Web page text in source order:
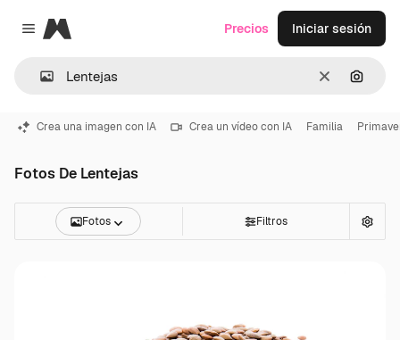
Close menu
Magnific
Borrar
Precios Iniciar sesión
Crea una imagen con IA Crea un vídeo con IA Familia
Fotos De Lentejas
Fotos Filtros